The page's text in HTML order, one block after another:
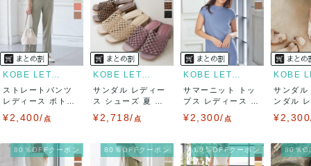
KOBE LETTUCE
ストレートパンツ
レディース ボトム
¥2,400/ 点
KOBE LETTUCE
サンダル レディー
ス シューズ 夏 メ
¥2,718/ 点
KOBE LETTUCE
サマーニット トッ
プス レディース 夏
¥2,300/ 点
サンダル
ンダル
80％OFFクーポン 80％OFFクーポン 80％OFFクーポン 80％